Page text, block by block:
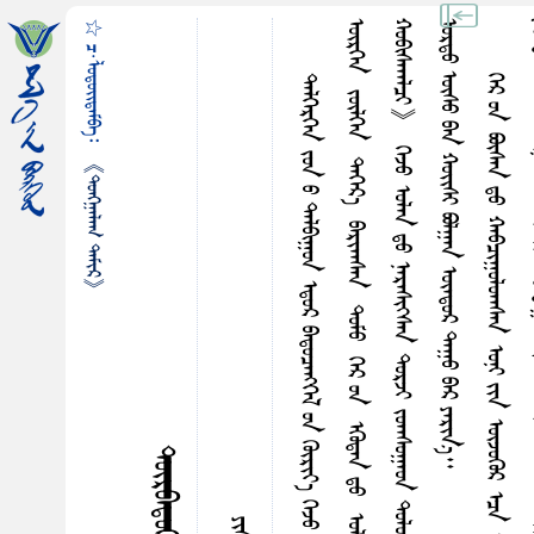
☆ ᠴ·ᠯᠤᠳᠤᠢ᠌ᠳᠠᠮᠪᠠ᠄
《ᠲᠤᠩᠭ᠋ᠠᠯᠠᠭ ᠲᠠᠮᠢᠷ》 ᠃